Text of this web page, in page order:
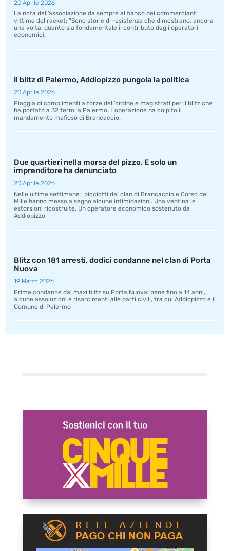
20 Aprile 2026
La nota dell’associazione da sempre al fianco dei commercianti
vittime del racket: “Sono storie di resistenza che dimostrano, ancora
una volta, quanto sia fondamentale il contributo degli operatori
economici.
Il blitz di Palermo, Addiopizzo pungola la politica
20 Aprile 2026
Pioggia di complimenti a forze dell’ordine e magistrati per il blitz che
ha portato a 32 fermi a Palermo. L’operazione ha colpito il
mandamento mafioso di Brancaccio.
Due quartieri nella morsa del pizzo. E solo un
imprenditore ha denunciato
20 Aprile 2026
Nelle ultime settimane i picciotti dei clan di Brancaccio e Corso dei
Mille hanno messo a segno alcune intimidazioni. Una ventina le
estorsioni ricostruite. Un operatore economico sostenuto da
Addiopizzo
Blitz con 181 arresti, dodici condanne nel clan di Porta
Nuova
19 Marzo 2026
Prime condanne dal maxi blitz su Porta Nuova: pene fino a 14 anni,
alcune assoluzioni e risarcimenti alle parti civili, tra cui Addiopizzo e il
Comune di Palermo